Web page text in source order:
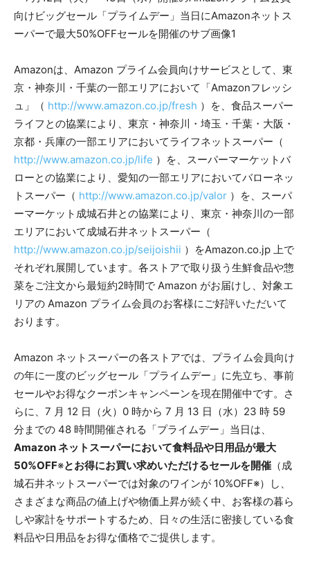
​Amazonは、Amazon プライム会員向けサービスとして、東
京・神奈川・千葉の一部エリアにおいて「Amazonフレッシ
ュ」（ http://www.amazon.co.jp/fresh ）を、食品スーパー
ライフとの協業により、東京・神奈川・埼玉・千葉・大阪・
京都・兵庫の一部エリアにおいてライフネットスーパー（
http://www.amazon.co.jp/life ）を、スーパーマーケットバ
ローとの協業により、愛知の一部エリアにおいてバローネッ
トスーパー（ http://www.amazon.co.jp/valor ）を、スーパ
ーマーケット成城石井との協業により、東京・神奈川の一部
エリアにおいて成城石井ネットスーパー（
http://www.amazon.co.jp/seijoishii ）をAmazon.co.jp 上で
それぞれ展開しています。各ストアで取り扱う生鮮食品や惣
菜をご注文から最短約2時間で Amazon がお届けし、対象エ
リアの Amazon プライム会員のお客様にご好評いただいて
おります。
Amazon ネットスーパーの各ストアでは、プライム会員向け
の年に一度のビッグセール「プライムデー」に先立ち、事前
セールやお得なクーポンキャンペーンを現在開催中です。さ
らに、7 月 12 日（火）0 時から 7 月 13 日（水）23 時 59
分までの 48 時間開催される「プライムデー」当日は、
Amazon ネットスーパーにおいて食料品や日用品が最大
50%OFF※とお得にお買い求めいただけるセールを開催 （成
城石井ネットスーパーでは対象のワインが 10%OFF※）し、
さまざまな商品の値上げや物価上昇が続く中、お客様の暮ら
しや家計をサポートするため、日々の生活に密接している食
料品や日用品をお得な価格でご提供します。